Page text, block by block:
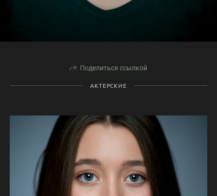
Поделиться ссылкой
АКТЕРСКИЕ